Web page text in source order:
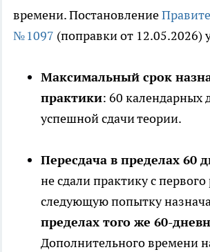
времени. Постановление
№ 1097 (поправки от 12.05.2026)
Максимальный срок
практики: 60 календарных
успешной сдачи теории.
Пересдача в пределах 60
не сдали практику с первого
следующую попытку
пределах того же 60-
Дополнительного времени